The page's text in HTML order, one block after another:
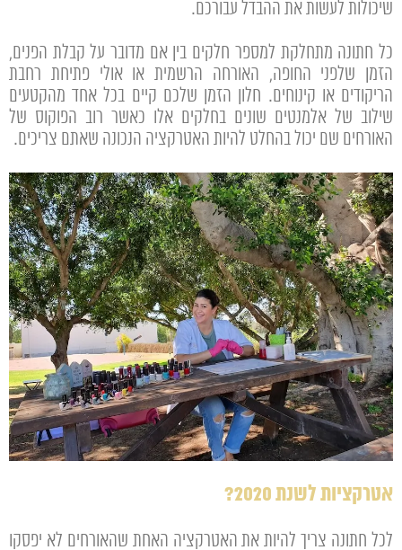
שיכולות לעשות את ההבדל עבורכם.
כל חתונה מתחלקת למספר חלקים בין אם מדובר על קבלת הפנים,
הזמן שלפני החופה, האורחה הרשמית או אולי פתיחת רחבת
הריקודים או קינוחים. חלון הזמן שלכם קיים בכל אחד מהקטעים
שילוב של אלמנטים שונים בחלקים אלו כאשר רוב הפוקוס של
האורחים שם יכול בהחלט להיות האטרקציה הנכונה שאתם צריכים.
אטרקציות לשנת 2020?
לכל חתונה צריך להיות את האטרקציה האחת שהאורחים לא יפסקו